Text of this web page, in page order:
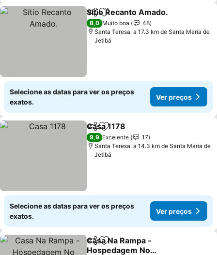
PartilharAdicionar aos favoritos
Sítio Recanto Amado.
8,0 Muito boa
48
Santa Teresa, a 17.3 km de Santa Maria de
Jetibá
Selecione as datas para ver os preços
exatos.
Ver preços
PartilharAdicionar aos favoritos
Casa 1178
9,9 Excelente
17
Santa Teresa, a 14.3 km de Santa Maria de
Jetibá
Selecione as datas para ver os preços
exatos.
Ver preços
PartilharAdicionar aos favoritos
Casa Na Rampa -
Hospedagem No